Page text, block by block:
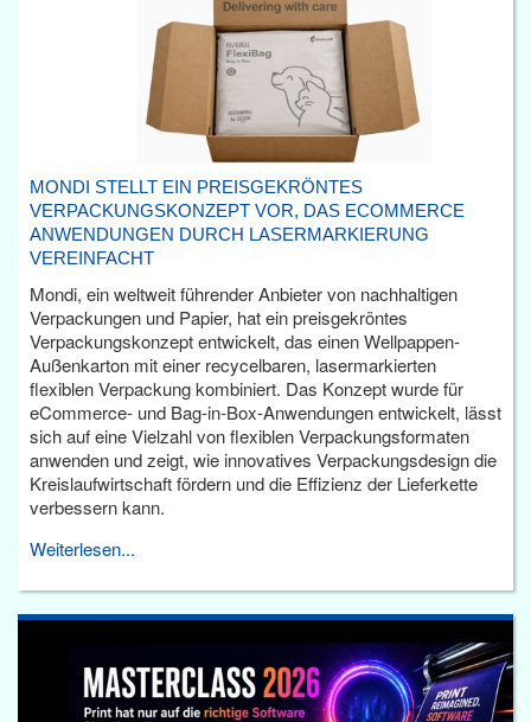
MONDI STELLT EIN PREISGEKRÖNTES
VERPACKUNGSKONZEPT VOR, DAS ECOMMERCE
ANWENDUNGEN DURCH LASERMARKIERUNG
VEREINFACHT
Mondi, ein weltweit führender Anbieter von nachhaltigen
Verpackungen und Papier, hat ein preisgekröntes
Verpackungskonzept entwickelt, das einen Wellpappen-
Außenkarton mit einer recycelbaren, lasermarkierten
flexiblen Verpackung kombiniert. Das Konzept wurde für
eCommerce- und Bag-in-Box-Anwendungen entwickelt, lässt
sich auf eine Vielzahl von flexiblen Verpackungsformaten
anwenden und zeigt, wie innovatives Verpackungsdesign die
Kreislaufwirtschaft fördern und die Effizienz der Lieferkette
verbessern kann.
Weiterlesen...